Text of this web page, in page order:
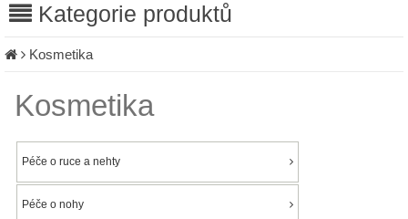
Kategorie produktů
Kosmetika
Kosmetika
Péče o ruce a nehty
Péče o nohy